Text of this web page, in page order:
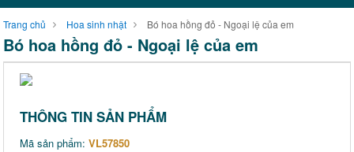
Trang chủ Hoa sinh nhật Bó hoa hồng đỏ - Ngoại lệ của em
Bó hoa hồng đỏ - Ngoại lệ của em
THÔNG TIN SẢN PHẨM
Mã sản phẩm: VL57850